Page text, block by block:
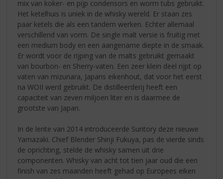
mix van koker- en pijp condensors en worm tubs gebruikt.
Het ketelhuis is uniek in de whisky wereld. Er staan zes
paar ketels die als een tandem werken. Echter allemaal
verschillend van vorm. De single malt versie is fruitig met
een medium body en een aangename diepte in de smaak.
Er wordt voor de rijping van de malts gebruikt gemaakt
van bourbon- en Sherry-vaten. Een zeer klein deel rijpt op
vaten van mizunara, Japans eikenhout, dat voor het eerst
na WOII werd gebruikt. De distilleerderij heeft een
capaciteit van zeven miljoen liter en is daarmee de
grootste van Japan.
In de lente van 2014 introduceerde Suntory deze nieuwe
Yamazaki. Chief Blender Shinji Fukuya, pas de vierde sinds
de oprichting, stelde de whisky samen uit drie
componenten. Whisky van acht tot tien jaar oud die een
finish van zes maanden heeft gehad op Europees eiken